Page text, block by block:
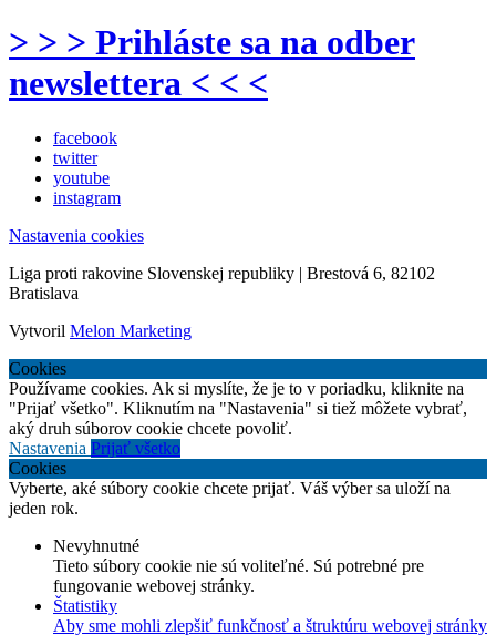
> > > Prihláste sa na odber
newslettera < < <
facebook
twitter
youtube
instagram
Nastavenia cookies
Liga proti rakovine Slovenskej republiky | Brestová 6, 82102
Bratislava
Vytvoril Melon Marketing
Cookies
Používame cookies. Ak si myslíte, že je to v poriadku, kliknite na
"Prijať všetko". Kliknutím na "Nastavenia" si tiež môžete vybrať,
aký druh súborov cookie chcete povoliť.
Nastavenia Prijať všetko
Cookies
Vyberte, aké súbory cookie chcete prijať. Váš výber sa uloží na
jeden rok.
Nevyhnutné
Tieto súbory cookie nie sú voliteľné. Sú potrebné pre
fungovanie webovej stránky.
Štatistiky
Aby sme mohli zlepšiť funkčnosť a štruktúru webovej stránky